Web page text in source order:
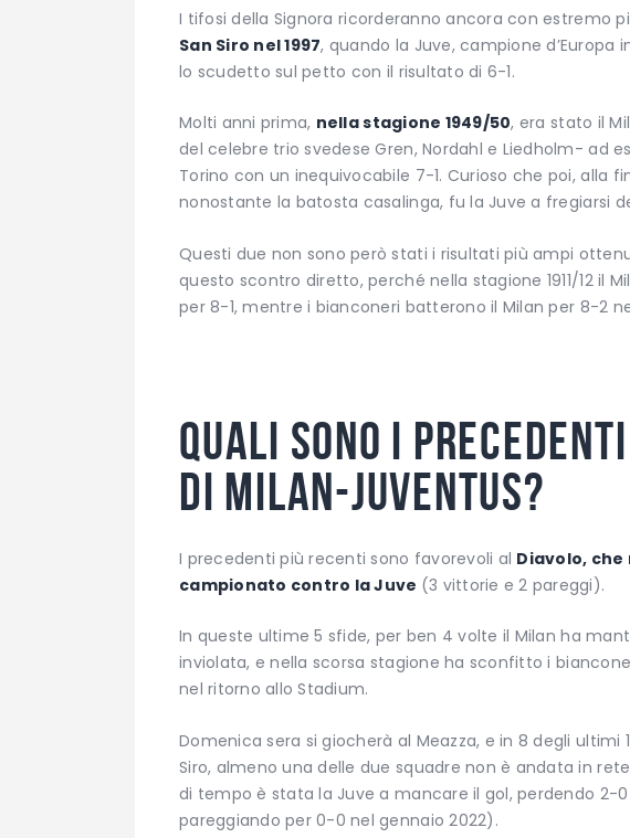
I tifosi della Signora ricorderanno ancora con estremo
San Siro nel 1997, quando la Juve, campione d’Europa
lo scudetto sul petto con il risultato di 6-1.
Molti anni prima, nella stagione 1949/50, era stato il
del celebre trio svedese Gren, Nordahl e Liedholm- ad
Torino con un inequivocabile 7-1. Curioso che poi, alla
nonostante la batosta casalinga, fu la Juve a fregiarsi
Questi due non sono però stati i risultati più ampi
questo scontro diretto, perché nella stagione 1911/12 il
per 8-1, mentre i bianconeri batterono il Milan per 8-2
Quali sono i
di Milan-Juventus?
I precedenti più recenti sono favorevoli al Diavolo,
campionato contro la Juve (3 vittorie e 2 pareggi).
In queste ultime 5 sfide, per ben 4 volte il Milan ha
inviolata, e nella scorsa stagione ha sconfitto i
nel ritorno allo Stadium.
Domenica sera si giocherà al Meazza, e in 8 degli ultimi
Siro, almeno una delle due squadre non è andata in
di tempo è stata la Juve a mancare il gol, perdendo 2-0
pareggiando per 0-0 nel gennaio 2022).